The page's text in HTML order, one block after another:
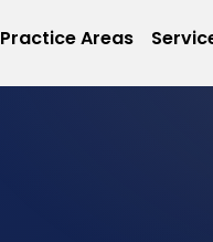
Practice Areas